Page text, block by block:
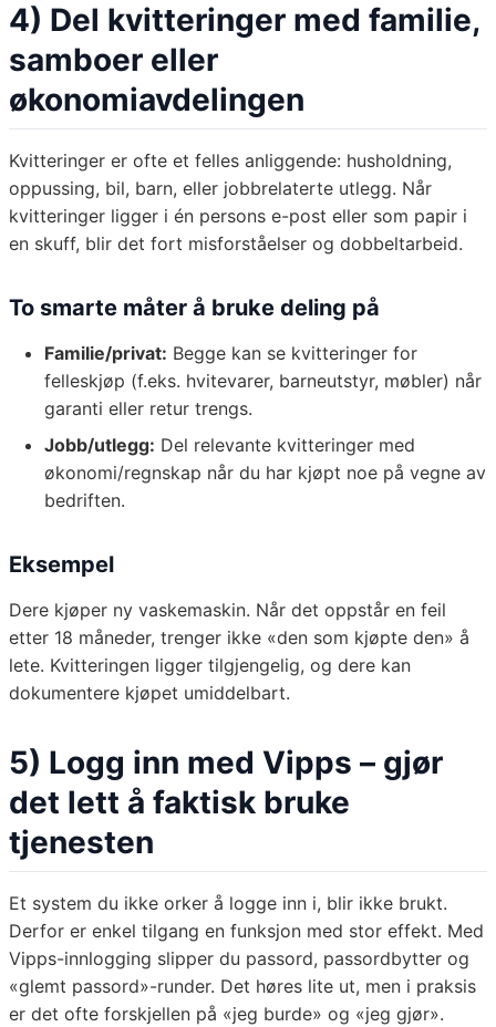
4) Del kvitteringer med familie,
samboer eller
økonomiavdelingen
Kvitteringer er ofte et felles anliggende: husholdning,
oppussing, bil, barn, eller jobbrelaterte utlegg. Når
kvitteringer ligger i én persons e-post eller som papir i
en skuff, blir det fort misforståelser og dobbeltarbeid.
To smarte måter å bruke deling på
Familie/privat: Begge kan se kvitteringer for
felleskjøp (f.eks. hvitevarer, barneutstyr, møbler) når
garanti eller retur trengs.
Jobb/utlegg: Del relevante kvitteringer med
økonomi/regnskap når du har kjøpt noe på vegne av
bedriften.
Eksempel
Dere kjøper ny vaskemaskin. Når det oppstår en feil
etter 18 måneder, trenger ikke «den som kjøpte den» å
lete. Kvitteringen ligger tilgjengelig, og dere kan
dokumentere kjøpet umiddelbart.
5) Logg inn med Vipps – gjør
det lett å faktisk bruke
tjenesten
Et system du ikke orker å logge inn i, blir ikke brukt.
Derfor er enkel tilgang en funksjon med stor effekt. Med
Vipps-innlogging slipper du passord, passordbytter og
«glemt passord»-runder. Det høres lite ut, men i praksis
er det ofte forskjellen på «jeg burde» og «jeg gjør».